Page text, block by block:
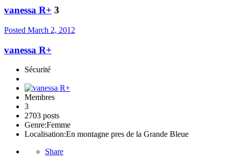
vanessa R+ 3
Posted March 2, 2012
vanessa R+
Sécurité
Membres
3
2703 posts
Genre:Femme
Localisation:En montagne pres de la Grande Bleue
Share